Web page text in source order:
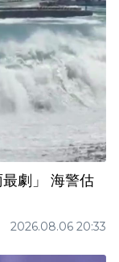
劇」 海警估
2026.08.06 20:33